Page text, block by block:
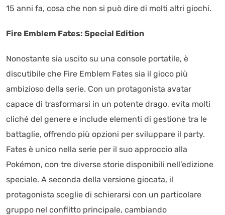
15 anni fa, cosa che non si può dire di molti altri giochi.
Fire Emblem Fates: Special Edition
Nonostante sia uscito su una console portatile, è
discutibile che Fire Emblem Fates sia il gioco più
ambizioso della serie. Con un protagonista avatar
capace di trasformarsi in un potente drago, evita molti
cliché del genere e include elementi di gestione tra le
battaglie, offrendo più opzioni per sviluppare il party.
Fates è unico nella serie per il suo approccio alla
Pokémon, con tre diverse storie disponibili nell’edizione
speciale. A seconda della versione giocata, il
protagonista sceglie di schierarsi con un particolare
gruppo nel conflitto principale, cambiando